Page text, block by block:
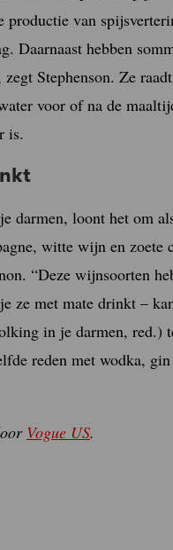
van
Daarnaast hebben
Stephenson. Ze
voor of na de
is.
darmen, loont het om
witte wijn en zoete
“Deze wijnsoorten
ze met mate drinkt –
in je darmen, red.)
reden met wodka,
Vogue US.